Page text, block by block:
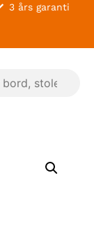
3 års garanti